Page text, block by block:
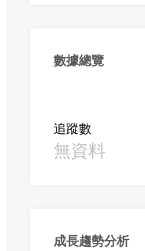
數據總覽
追蹤數
無資料
成長趨勢分析